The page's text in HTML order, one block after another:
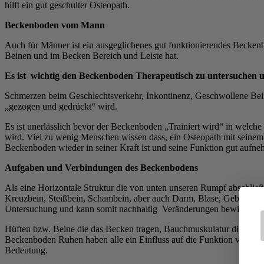
hilft ein gut geschulter Osteopath.
Beckenboden vom Mann
Auch für Männer ist ein ausgeglichenes gut funktionierendes
Beinen und im Becken Bereich und Leiste hat.
Es ist wichtig den Beckenboden Therapeutisch zu untersuchen
Schmerzen beim Geschlechtsverkehr, Inkontinenz, Geschwollene
„gezogen und gedrückt“ wird.
Es ist unerlässlich bevor der Beckenboden „Trainiert wird“ in
wird. Viel zu wenig Menschen wissen dass, ein Osteopath mit
Beckenboden wieder in seiner Kraft ist und seine Funktion gut
Aufgaben und Verbindungen des Beckenbodens
Als eine Horizontale Struktur die von unten unseren Rumpf
Kreuzbein, Steißbein, Schambein, aber auch Darm, Blase,
Untersuchung und kann somit nachhaltig Veränderungen bewirken.
Hüften bzw. Beine die das Becken tragen, Bauchmuskulatur die
Beckenboden Ruhen haben alle ein Einfluss auf die Funktion vom
Bedeutung.